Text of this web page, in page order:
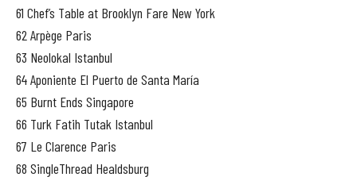
61 Chef’s Table at Brooklyn Fare New York
62 Arpège Paris
63 Neolokal Istanbul
64 Aponiente El Puerto de Santa María
65 Burnt Ends Singapore
66 Turk Fatih Tutak Istanbul
67 Le Clarence Paris
68 SingleThread Healdsburg